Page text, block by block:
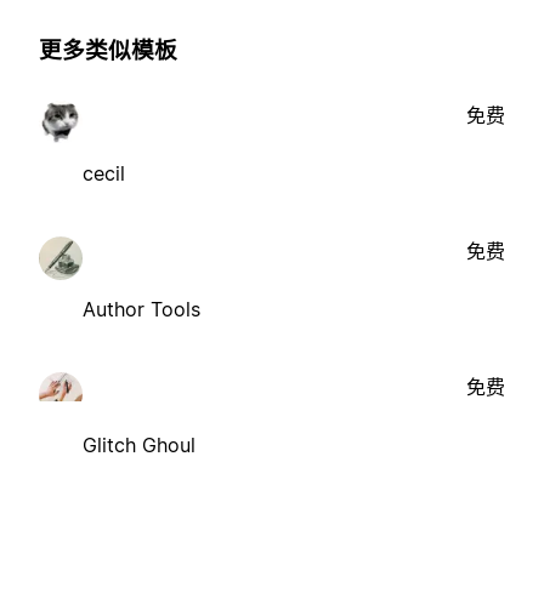
更多类似模板
cecil
免费
Author Tools
免费
Glitch Ghoul
免费